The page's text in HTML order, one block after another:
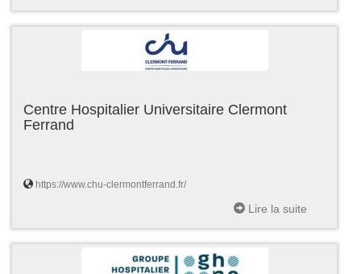
Centre Hospitalier Universitaire Clermont
Ferrand
https://www.chu-clermontferrand.fr/
Lire la suite